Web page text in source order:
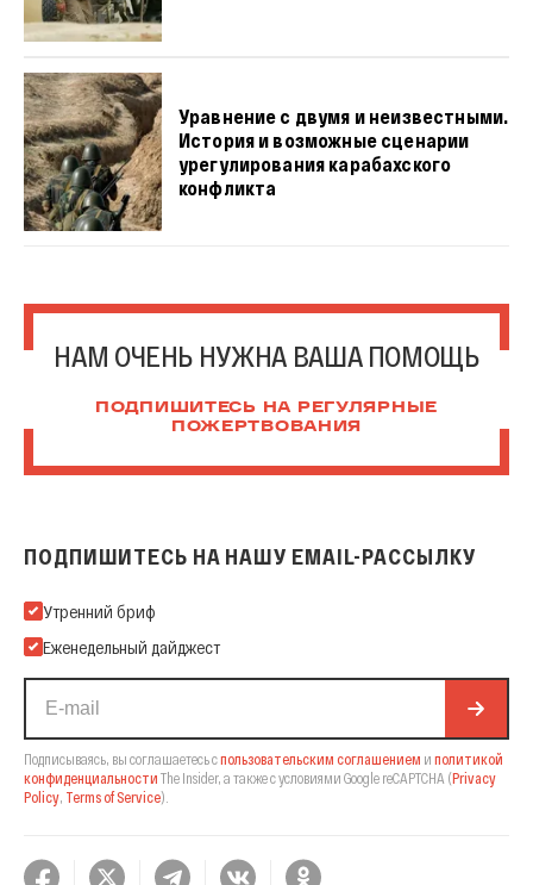
Уравнение с двумя и неизвестными.
История и возможные сценарии
урегулирования карабахского
конфликта
НАМ ОЧЕНЬ НУЖНА ВАША ПОМОЩЬ
ПОДПИШИТЕСЬ НА РЕГУЛЯРНЫЕ
ПОЖЕРТВОВАНИЯ
ПОДПИШИТЕСЬ НА НАШУ EMAIL-РАССЫЛКУ
Подпишитесь на нашу Email-рассылку
Утренний бриф
Еженедельный дайджест
Подписываясь, вы соглашаетесь спользовательским соглашением и политикой
конфиденциальности The Insider, а также с условиями Google reCAPTCHA (Privacy
Policy, Terms of Service).